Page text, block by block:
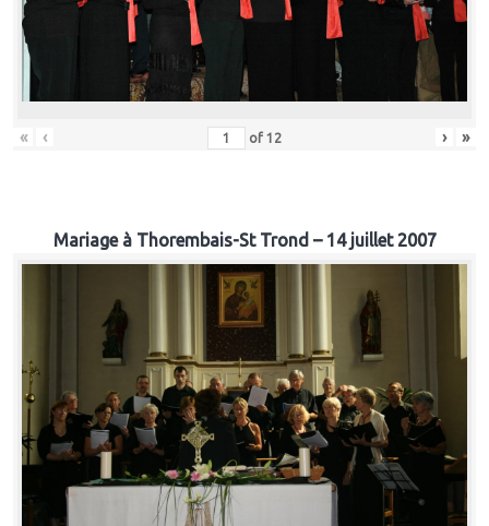
« ‹ of 12 › »
Mariage à Thorembais-St Trond – 14 juillet 2007